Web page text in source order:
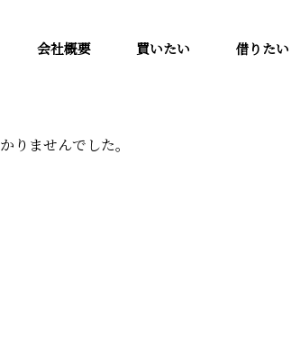
会社概要 買いたい 借りたい
りませんでした。